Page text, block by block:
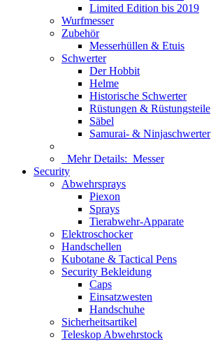
Limited Edition bis 2019
Wurfmesser
Zubehör
Messerhüllen & Etuis
Schwerter
Der Hobbit
Helme
Historische Schwerter
Rüstungen & Rüstungsteile
Säbel
Samurai- & Ninjaschwerter
Mehr Details: Messer
Security
Abwehrsprays
Piexon
Sprays
Tierabwehr-Apparate
Elektroschocker
Handschellen
Kubotane & Tactical Pens
Security Bekleidung
Caps
Einsatzwesten
Handschuhe
Sicherheitsartikel
Teleskop Abwehrstock